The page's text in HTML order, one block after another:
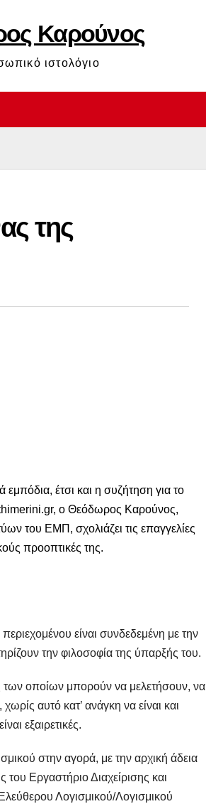
Καρούνος
ιστολόγιο
της
εμπόδια, έτσι και η συζήτηση για το
o Θεόδωρος Καρούνος,
του ΕΜΠ, σχολιάζει τις επαγγελίες
προοπτικές της.
είναι συνδεδεμένη με την
την φιλοσοφία της ύπαρξής του.
των οποίων μπορούν να μελετήσουν, να
αυτό κατ’ ανάγκη να είναι και
εξαιρετικές.
στην αγορά, με την αρχική άδεια
Εργαστήριο Διαχείρισης και
Λογισμικού/Λογισμικού